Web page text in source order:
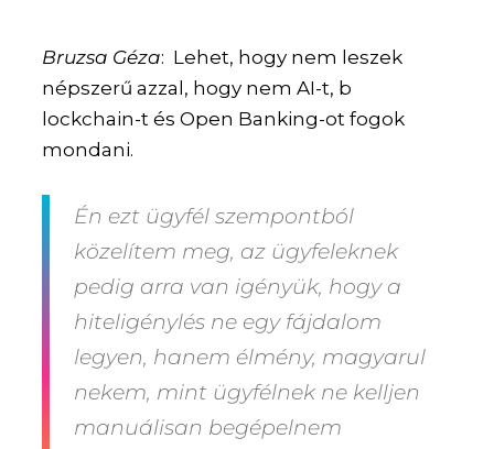
Bruzsa Géza: Lehet, hogy nem leszek
népszerű azzal, hogy nem AI-t, b
lockchain-t és Open Banking-ot fogok
mondani.
Én ezt ügyfél szempontból
közelítem meg, az ügyfeleknek
pedig arra van igényük, hogy a
hiteligénylés ne egy fájdalom
legyen, hanem élmény, magyarul
nekem, mint ügyfélnek ne kelljen
manuálisan begépelnem